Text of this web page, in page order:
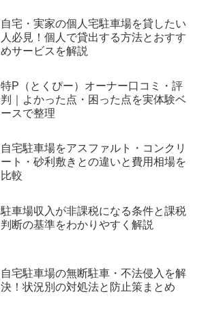
自宅・実家の個人宅駐車場を貸したい
人必見！個人で貸出する方法とおすす
めサービスを解説
特P（とくぴー）オーナー口コミ・評
判｜よかった点・困った点を実体験ベ
ースで整理
自宅駐車場をアスファルト・コンクリ
ート・砂利敷きとの違いと費用相場を
比較
駐車場収入が非課税になる条件と課税
判断の基準をわかりやすく解説
自宅駐車場の無断駐車・不法侵入を解
決！状況別の対処法と防止策まとめ